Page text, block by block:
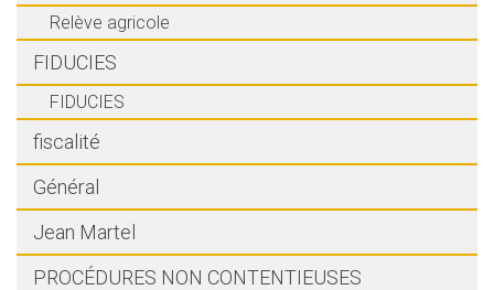
Relève agricole
FIDUCIES
FIDUCIES
fiscalité
Général
Jean Martel
PROCÉDURES NON CONTENTIEUSES